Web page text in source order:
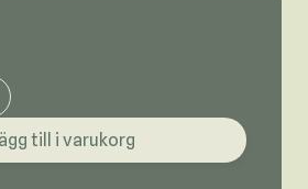
product quantity
till i varukorg